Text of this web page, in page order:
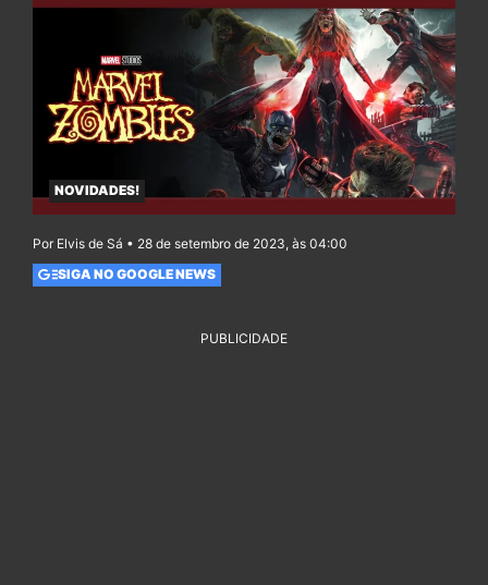
NOVIDADES!
Por Elvis de Sá • 28 de setembro de 2023, às 04:00
SIGA NO GOOGLE NEWS
PUBLICIDADE